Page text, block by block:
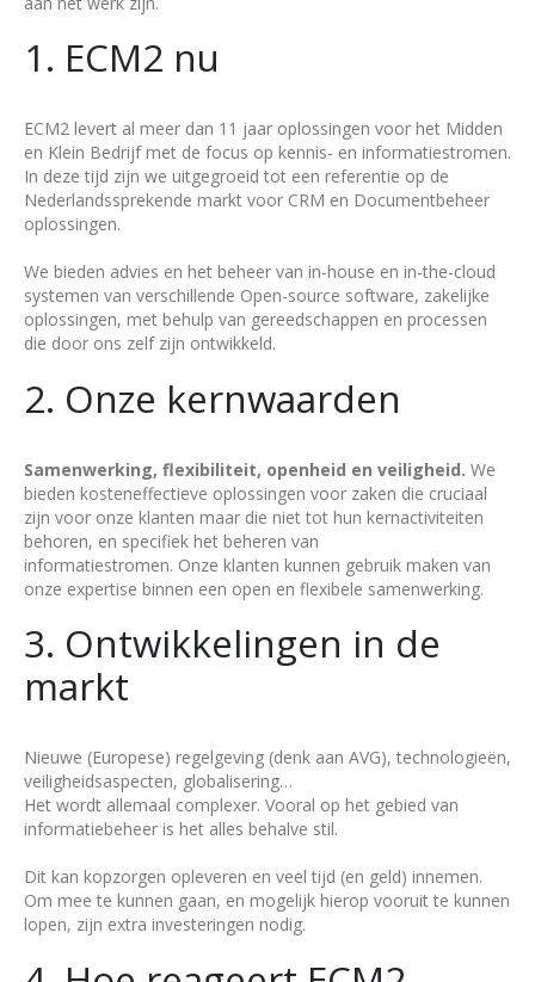
1. ECM2 nu
ECM2 levert al meer dan 11 jaar oplossingen voor het Midden
en Klein Bedrijf met de focus op kennis- en informatiestromen.
In deze tijd zijn we uitgegroeid tot een referentie op de
Nederlandssprekende markt voor CRM en Documentbeheer
oplossingen.
We bieden advies en het beheer van in-house en in-the-cloud
systemen van verschillende Open-source software, zakelijke
oplossingen, met behulp van gereedschappen en processen
die door ons zelf zijn ontwikkeld.
2. Onze kernwaarden
Samenwerking, flexibiliteit, openheid en veiligheid. We
bieden kosteneffectieve oplossingen voor zaken die cruciaal
zijn voor onze klanten maar die niet tot hun kernactiviteiten
behoren, en specifiek het beheren van
informatiestromen. Onze klanten kunnen gebruik maken van
onze expertise binnen een open en flexibele samenwerking.
3. Ontwikkelingen in de
markt
Nieuwe (Europese) regelgeving (denk aan AVG), technologieën,
veiligheidsaspecten, globalisering…
Het wordt allemaal complexer. Vooral op het gebied van
informatiebeheer is het alles behalve stil.
Dit kan kopzorgen opleveren en veel tijd (en geld) innemen.
Om mee te kunnen gaan, en mogelijk hierop vooruit te kunnen
lopen, zijn extra investeringen nodig.